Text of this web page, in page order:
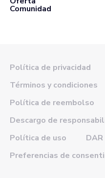
Comunidad
Política de privacidad
Términos y condiciones
Política de reembolso
Descargo de
Política de uso
DAR
Preferencias de